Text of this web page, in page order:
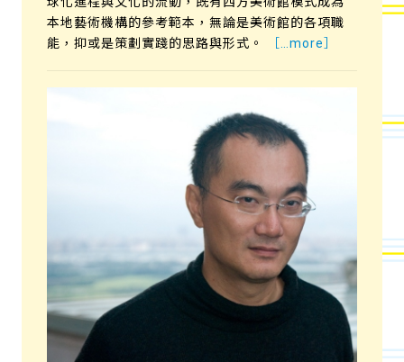
本地藝術機構的參考範本，無論是美術館的各項職
能，抑或是策劃實踐的思路與形式。
［…more］